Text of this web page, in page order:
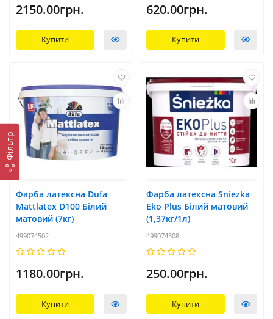
Фільтр
2150.00грн.
Купити
620.00грн.
Купити
Фарба латексна Dufa
Mattlatex D100 Білий
матовий (7кг)
499074502-
1180.00грн.
Купити
Фарба латексна Sniezka
Eko Plus Білий матовий
(1,37кг/1л)
499074508-
250.00грн.
Купити